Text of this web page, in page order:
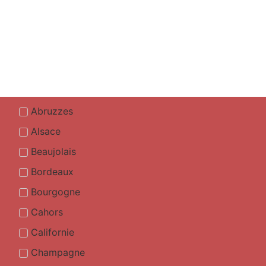
Abruzzes
Alsace
Beaujolais
Bordeaux
Bourgogne
Cahors
Californie
Champagne